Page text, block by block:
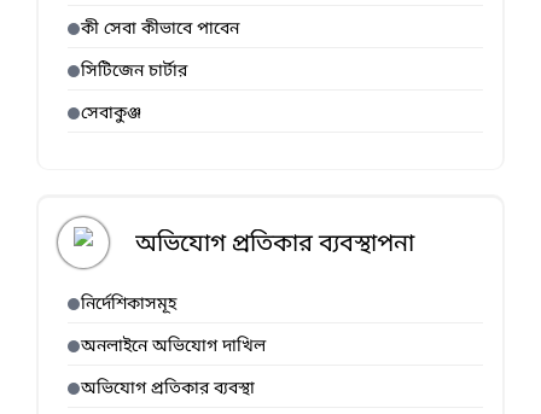
কী সেবা কীভাবে পাবেন
সিটিজেন চার্টার
সেবাকুঞ্জ
অভিযোগ প্রতিকার ব্যবস্থাপনা
নির্দেশিকাসমূহ
অনলাইনে অভিযোগ দাখিল
অভিযোগ প্রতিকার ব্যবস্থা